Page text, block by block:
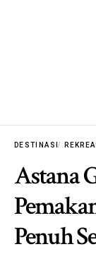
DESTINASI
Astana
Penuh